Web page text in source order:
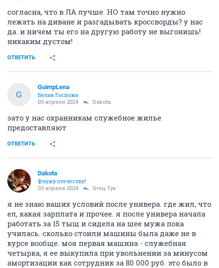
согласна, что в ЛА лучше. НО там точно нужно
лежать на диване и разгадывать кроссворды? у нас
да. и ничем ты его на другую работу не выгонишь!
никаким дустом!
ОТВЕТИТЬ
G
GuimpLena
Белая Госпожа
03 апреля 2024 Dаkota
зато у нас охранникам служебное жилье
предоставляют
ОТВЕТИТЬ
Dаkota
Флужу отечеству!
03 апреля 2024 Отец Тук
я не знаю ваших условий после универа. где жил, что
ел, какая зарплата и прочее. я после универа начала
работать за 15 тыщ и сидела на шее мужа пока
училась. сколько стоили машины была даже не в
курсе вообще. моя первая машина - служебная
четырка, я ее выкупила при увольнении за минусом
амортизации как сотрудник за 80 000 руб. это было в